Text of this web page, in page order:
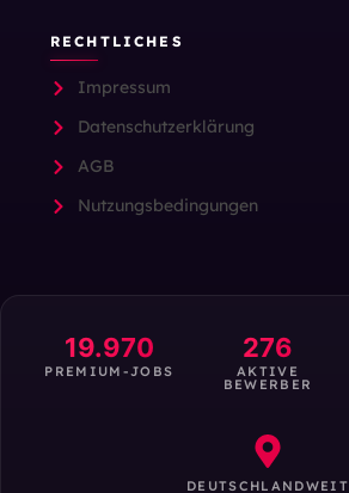
RECHTLICHES
Impressum
Datenschutzerklärung
AGB
Nutzungsbedingungen
19.970
PREMIUM-JOBS
276
AKTIVE
BEWERBER
DEUTSCHLANDWEIT